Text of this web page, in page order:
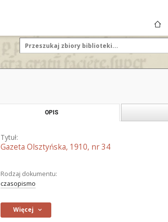
OPIS
Tytuł:
Gazeta Olsztyńska, 1910, nr 34
Rodzaj dokumentu:
czasopismo
Więcej